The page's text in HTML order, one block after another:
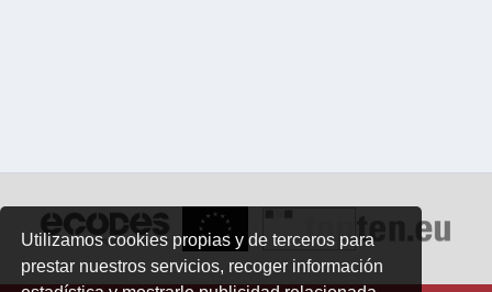
Utilizamos cookies propias y de terceros para
prestar nuestros servicios, recoger información